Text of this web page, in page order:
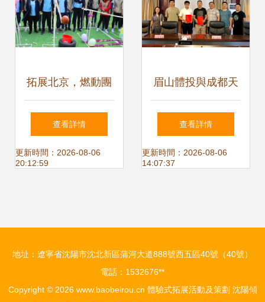
拓展北京，燃動團
隊——集結最佳北
京團建、拓展訓練
查看詳情
更新時間：2026-08-06
20:12:59
眉山體投與成都天
涯互助公司簽署戰
略合作協議 攜手打
查看詳情
更新時間：2026-08-06
14:07:37
地址：遼寧省沈陽市沈北新區蒲河大道888號西五區40號（40號）
電話：1532676**
Copyright © 2026 www.baobeirou.cn 體驗式拓展活動及策劃 沈陽傾